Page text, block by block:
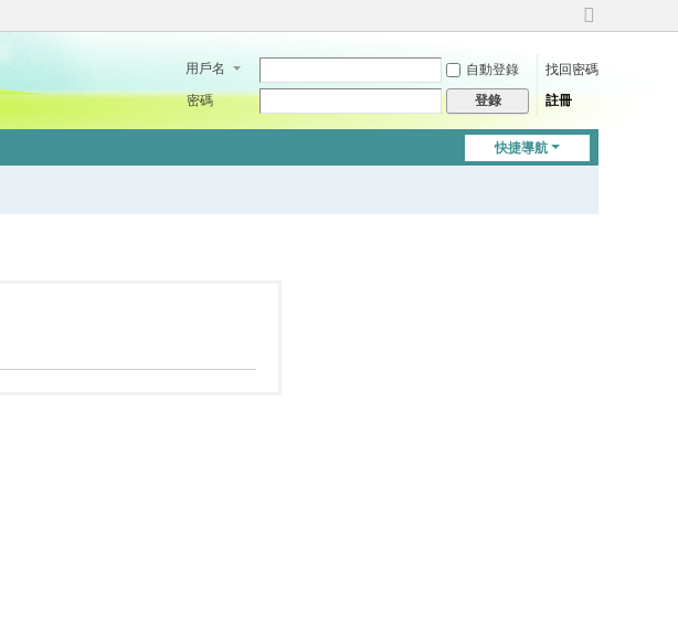
切
到
用戶名 自動登錄
找回密碼
密碼
登錄 註冊
快捷導航